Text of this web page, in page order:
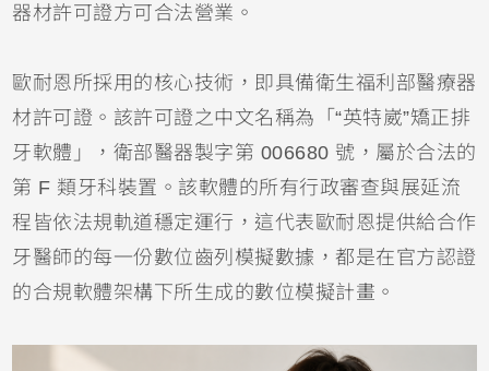
器材許可證方可合法營業。
歐耐恩所採用的核心技術，即具備衛生福利部醫療器
材許可證。該許可證之中文名稱為「“英特崴”矯正排
牙軟體」，衛部醫器製字第 006680 號，屬於合法的
第 F 類牙科裝置。該軟體的所有行政審查與展延流
程皆依法規軌道穩定運行，這代表歐耐恩提供給合作
牙醫師的每一份數位齒列模擬數據，都是在官方認證
的合規軟體架構下所生成的數位模擬計畫。